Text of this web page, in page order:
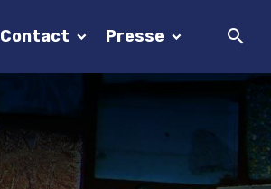
Contact Presse